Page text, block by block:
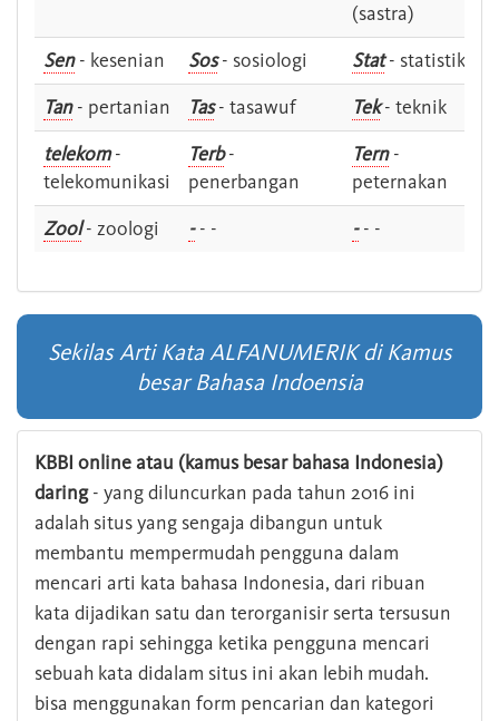
(sastra)
Sen- kesenian Sos- sosiologi Stat- statistik
Tan- pertanian Tas- tasawuf Tek- teknik
telekom-
telekomunikasi
Terb-
penerbangan
Tern-
peternakan
Zool- zoologi -- - -- -
Sekilas Arti Kata ALFANUMERIK di Kamus
besar Bahasa Indoensia
KBBI online atau (kamus besar bahasa Indonesia)
daring- yang diluncurkan pada tahun 2016 ini
adalah situs yang sengaja dibangun untuk
membantu mempermudah pengguna dalam
mencari arti kata bahasa Indonesia, dari ribuan
kata dijadikan satu dan terorganisir serta tersusun
dengan rapi sehingga ketika pengguna mencari
sebuah kata didalam situs ini akan lebih mudah.
bisa menggunakan form pencarian dan kategori